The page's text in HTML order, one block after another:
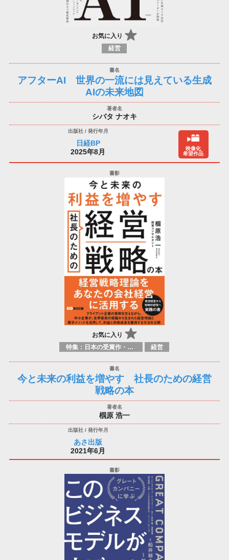
お気に入り
経営
アフターAI 世界の一流には見えている生成
AIの未来地図
シバタ ナオキ
日経BP
2025年8月
映像化
希望作品
お気に入り
特集：日本の受賞作・ノミネート作品特集 経営
今と未来の利益を増やす 社長のための経営
戦略の本
椢原 浩一
あさ出版
2021年6月